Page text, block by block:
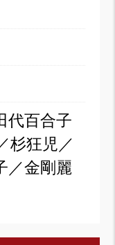
代百合子
杉狂児／
／金剛麗